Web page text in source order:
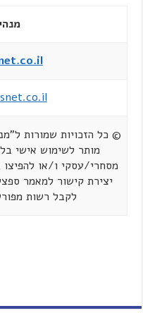
מותר לשימוש אישי
מסחרי/עסקי ו/או
יצירת קישור למאמר
לקבל רשות